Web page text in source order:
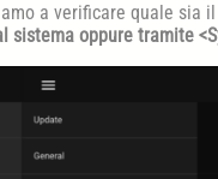
a verificare quale sia
sistema oppure tramite